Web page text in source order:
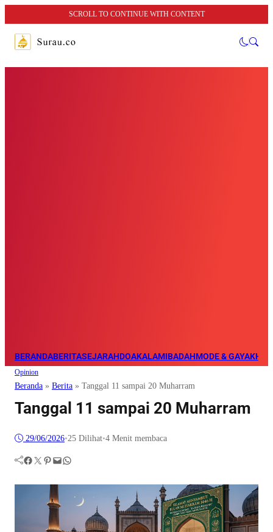
SCROLL TO CONTINUE WITH CONTENT
BERANDABERITASEJARAHDOAKALAMIBADAHMODE & GAYA
Opinion
Beranda » Berita » Tanggal 11 sampai 20 Muharram
Tanggal 11 sampai 20 Muharram
29/06/2026•25 Dilihat•4 Menit membaca
Facebook Twitter Pinterest Mail WhatsApp